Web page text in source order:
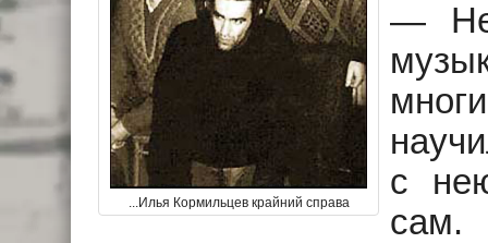
...Илья Кормильцев крайний справа
—
с
сам.